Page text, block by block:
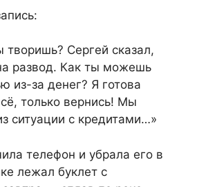
творишь? Сергей сказал,
развод. Как ты можешь
из-за денег? Я готова
только вернись! Мы
ситуации с кредитами…»
телефон и убрала его в
лежал буклет с